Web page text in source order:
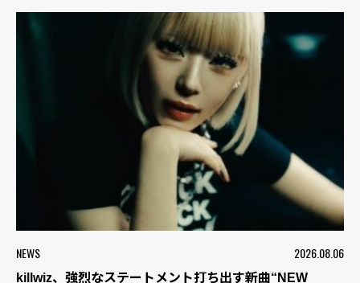
NEWS 2026.08.06
killwiz、強烈なステートメント打ち出す新曲“NEW